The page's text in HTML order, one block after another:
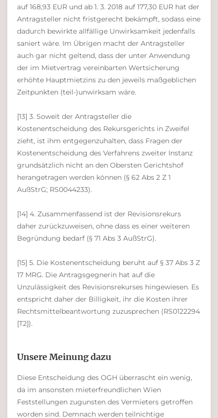
auf 168,93 EUR und ab 1. 3. 2018 auf 177,30 EUR hat der
Antragsteller nicht fristgerecht bekämpft, sodass eine
dadurch bewirkte allfällige Unwirksamkeit jedenfalls
saniert wäre. Im Übrigen macht der Antragsteller
auch gar nicht geltend, dass der unter Anwendung
der im Mietvertrag vereinbarten Wertsicherung
erhöhte Hauptmietzins zu den jeweils maßgeblichen
Zeitpunkten (teil-)unwirksam wäre.
[13] 3. Soweit der Antragsteller die
Kostenentscheidung des Rekursgerichts in Zweifel
zieht, ist ihm entgegenzuhalten, dass Fragen der
Kostenentscheidung des Verfahrens zweiter Instanz
grundsätzlich nicht an den Obersten Gerichtshof
herangetragen werden können (§ 62 Abs 2 Z 1
AußStrG; RS0044233).
[14] 4. Zusammenfassend ist der Revisionsrekurs
daher zurückzuweisen, ohne dass es einer weiteren
Begründung bedarf (§ 71 Abs 3 AußStrG).
[15] 5. Die Kostenentscheidung beruht auf § 37 Abs 3 Z
17 MRG. Die Antragsgegnerin hat auf die
Unzulässigkeit des Revisionsrekurses hingewiesen. Es
entspricht daher der Billigkeit, ihr die Kosten ihrer
Rechtsmittelbeantwortung zuzusprechen (RS0122294
[T2]).
Unsere Meinung dazu
Diese Entscheidung des OGH überrascht ein wenig,
da im ansonsten mieterfreundlichen Wien
Feststellungen zugunsten des Vermieters getroffen
worden sind. Demnach werden teilnichtige